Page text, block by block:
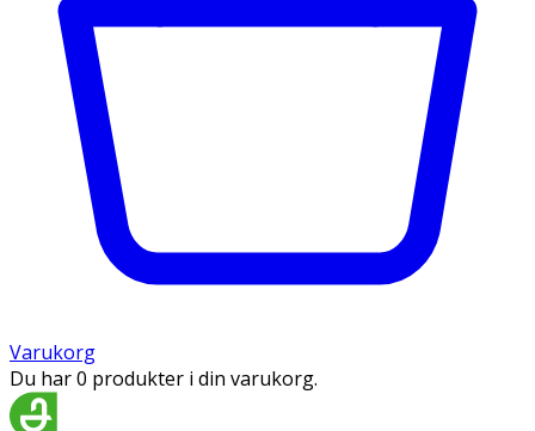
Varukorg
Du har 0 produkter i din varukorg.